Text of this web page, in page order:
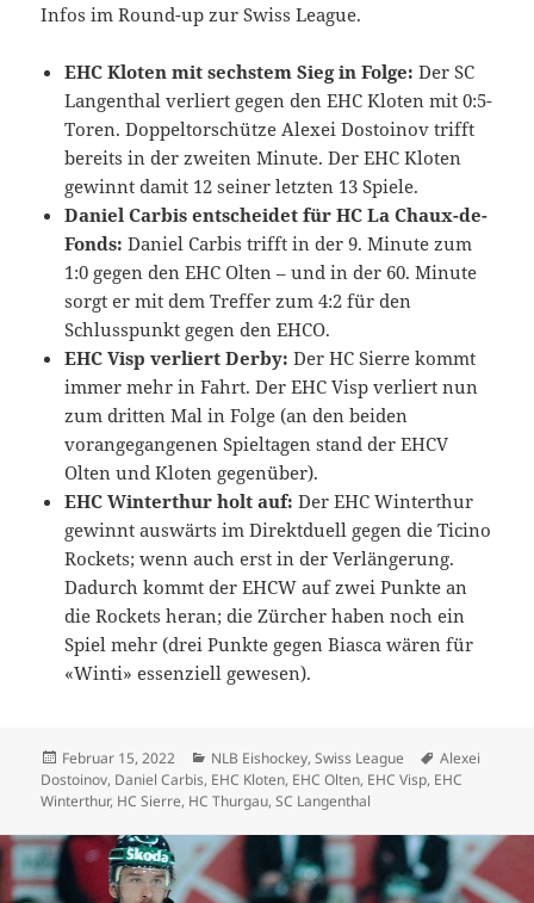
Infos im Round-up zur Swiss League.
EHC Kloten mit sechstem Sieg in Folge: Der SC
Langenthal verliert gegen den EHC Kloten mit 0:5-
Toren. Doppeltorschütze Alexei Dostoinov trifft
bereits in der zweiten Minute. Der EHC Kloten
gewinnt damit 12 seiner letzten 13 Spiele.
Daniel Carbis entscheidet für HC La Chaux-de-
Fonds: Daniel Carbis trifft in der 9. Minute zum
1:0 gegen den EHC Olten – und in der 60. Minute
sorgt er mit dem Treffer zum 4:2 für den
Schlusspunkt gegen den EHCO.
EHC Visp verliert Derby: Der HC Sierre kommt
immer mehr in Fahrt. Der EHC Visp verliert nun
zum dritten Mal in Folge (an den beiden
vorangegangenen Spieltagen stand der EHCV
Olten und Kloten gegenüber).
EHC Winterthur holt auf: Der EHC Winterthur
gewinnt auswärts im Direktduell gegen die Ticino
Rockets; wenn auch erst in der Verlängerung.
Dadurch kommt der EHCW auf zwei Punkte an
die Rockets heran; die Zürcher haben noch ein
Spiel mehr (drei Punkte gegen Biasca wären für
«Winti» essenziell gewesen).
Veröffentlicht
am
Februar 15, 2022 Kategorien
NLB Eishockey,Swiss League Schlagwörter
Alexei
Dostoinov, Daniel Carbis, EHC Kloten, EHC Olten, EHC Visp, EHC
Winterthur, HC Sierre, HC Thurgau,SC Langenthal